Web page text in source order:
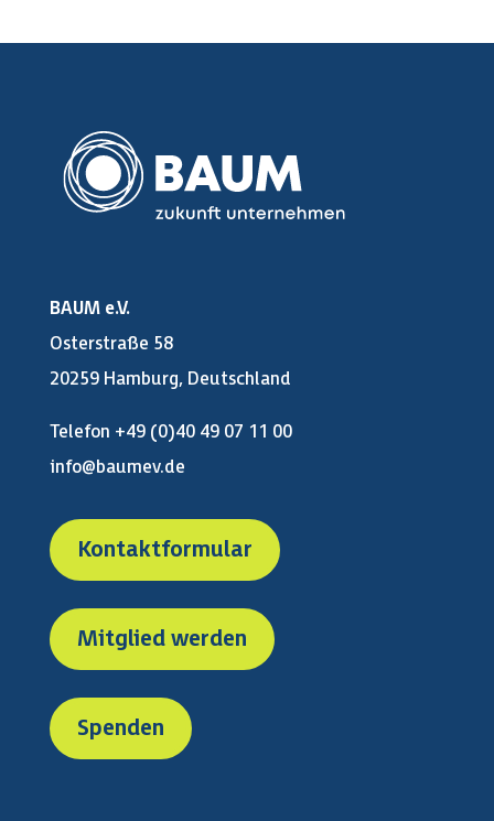
BAUM e.V.
Osterstraße 58
20259 Hamburg, Deutschland
Telefon +49 (0)40 49 07 11 00
info@baumev.de
Kontaktformular
Mitglied werden
Spenden